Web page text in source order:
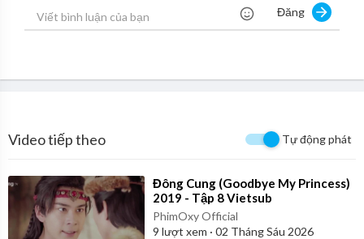
Đăng
Video tiếp theo Tự động phát
⁣Đông Cung (Goodbye My Princess)
2019 - Tập 8 Vietsub
PhimOxy Official
9 lượt xem · 02 Tháng Sáu 2026